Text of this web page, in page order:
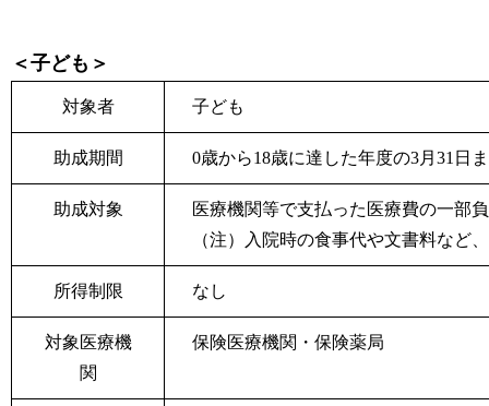
＜子ども＞
対象者 子ども
助成期間 0歳から18歳に達した年度の3月31日
助成対象
医療機関等で支払った医療費の一部
（注）入院時の食事代や文書料など
所得制限 なし
対象医療機
関
保険医療機関・保険薬局